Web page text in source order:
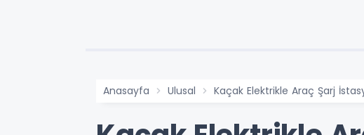
Anasayfa Ulusal Kaçak Elektrikle Araç Şarj